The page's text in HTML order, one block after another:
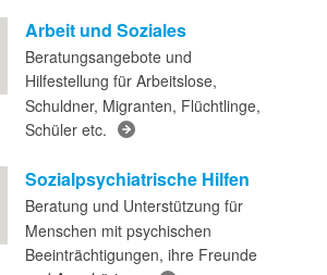
Arbeit und Soziales
Beratungsangebote und
Hilfestellung für Arbeitslose,
Schuldner, Migranten, Flüchtlinge,
Schüler etc.
Sozialpsychiatrische Hilfen
Beratung und Unterstützung für
Menschen mit psychischen
Beeinträchtigungen, ihre Freunde